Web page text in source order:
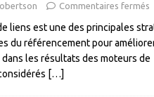
Commentaires fermés
liens est une des principales
du référencement pour
les résultats des moteurs de
[…]